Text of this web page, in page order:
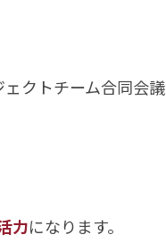
クトチーム合同会議
力になります。